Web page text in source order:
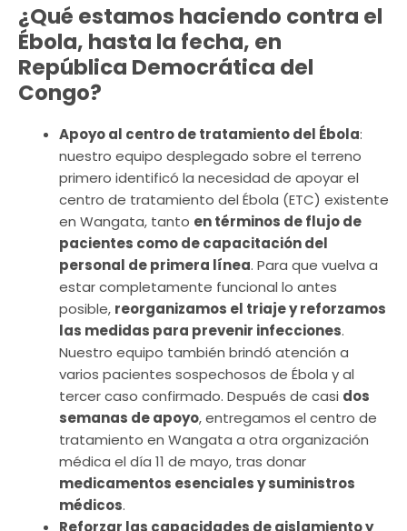
¿Qué estamos haciendo contra el
Ébola, hasta la fecha, en
República Democrática del
Congo?
Apoyo al centro de tratamiento del Ébola:
nuestro equipo desplegado sobre el terreno
primero identificó la necesidad de apoyar el
centro de tratamiento del Ébola (ETC) existente
en Wangata, tanto en términos de flujo de
pacientes como de capacitación del
personal de primera línea. Para que vuelva a
estar completamente funcional lo antes
posible, reorganizamos el triaje y reforzamos
las medidas para prevenir infecciones.
Nuestro equipo también brindó atención a
varios pacientes sospechosos de Ébola y al
tercer caso confirmado. Después de casi dos
semanas de apoyo, entregamos el centro de
tratamiento en Wangata a otra organización
médica el día 11 de mayo, tras donar
medicamentos esenciales y suministros
médicos.
Reforzar las capacidades de aislamiento y